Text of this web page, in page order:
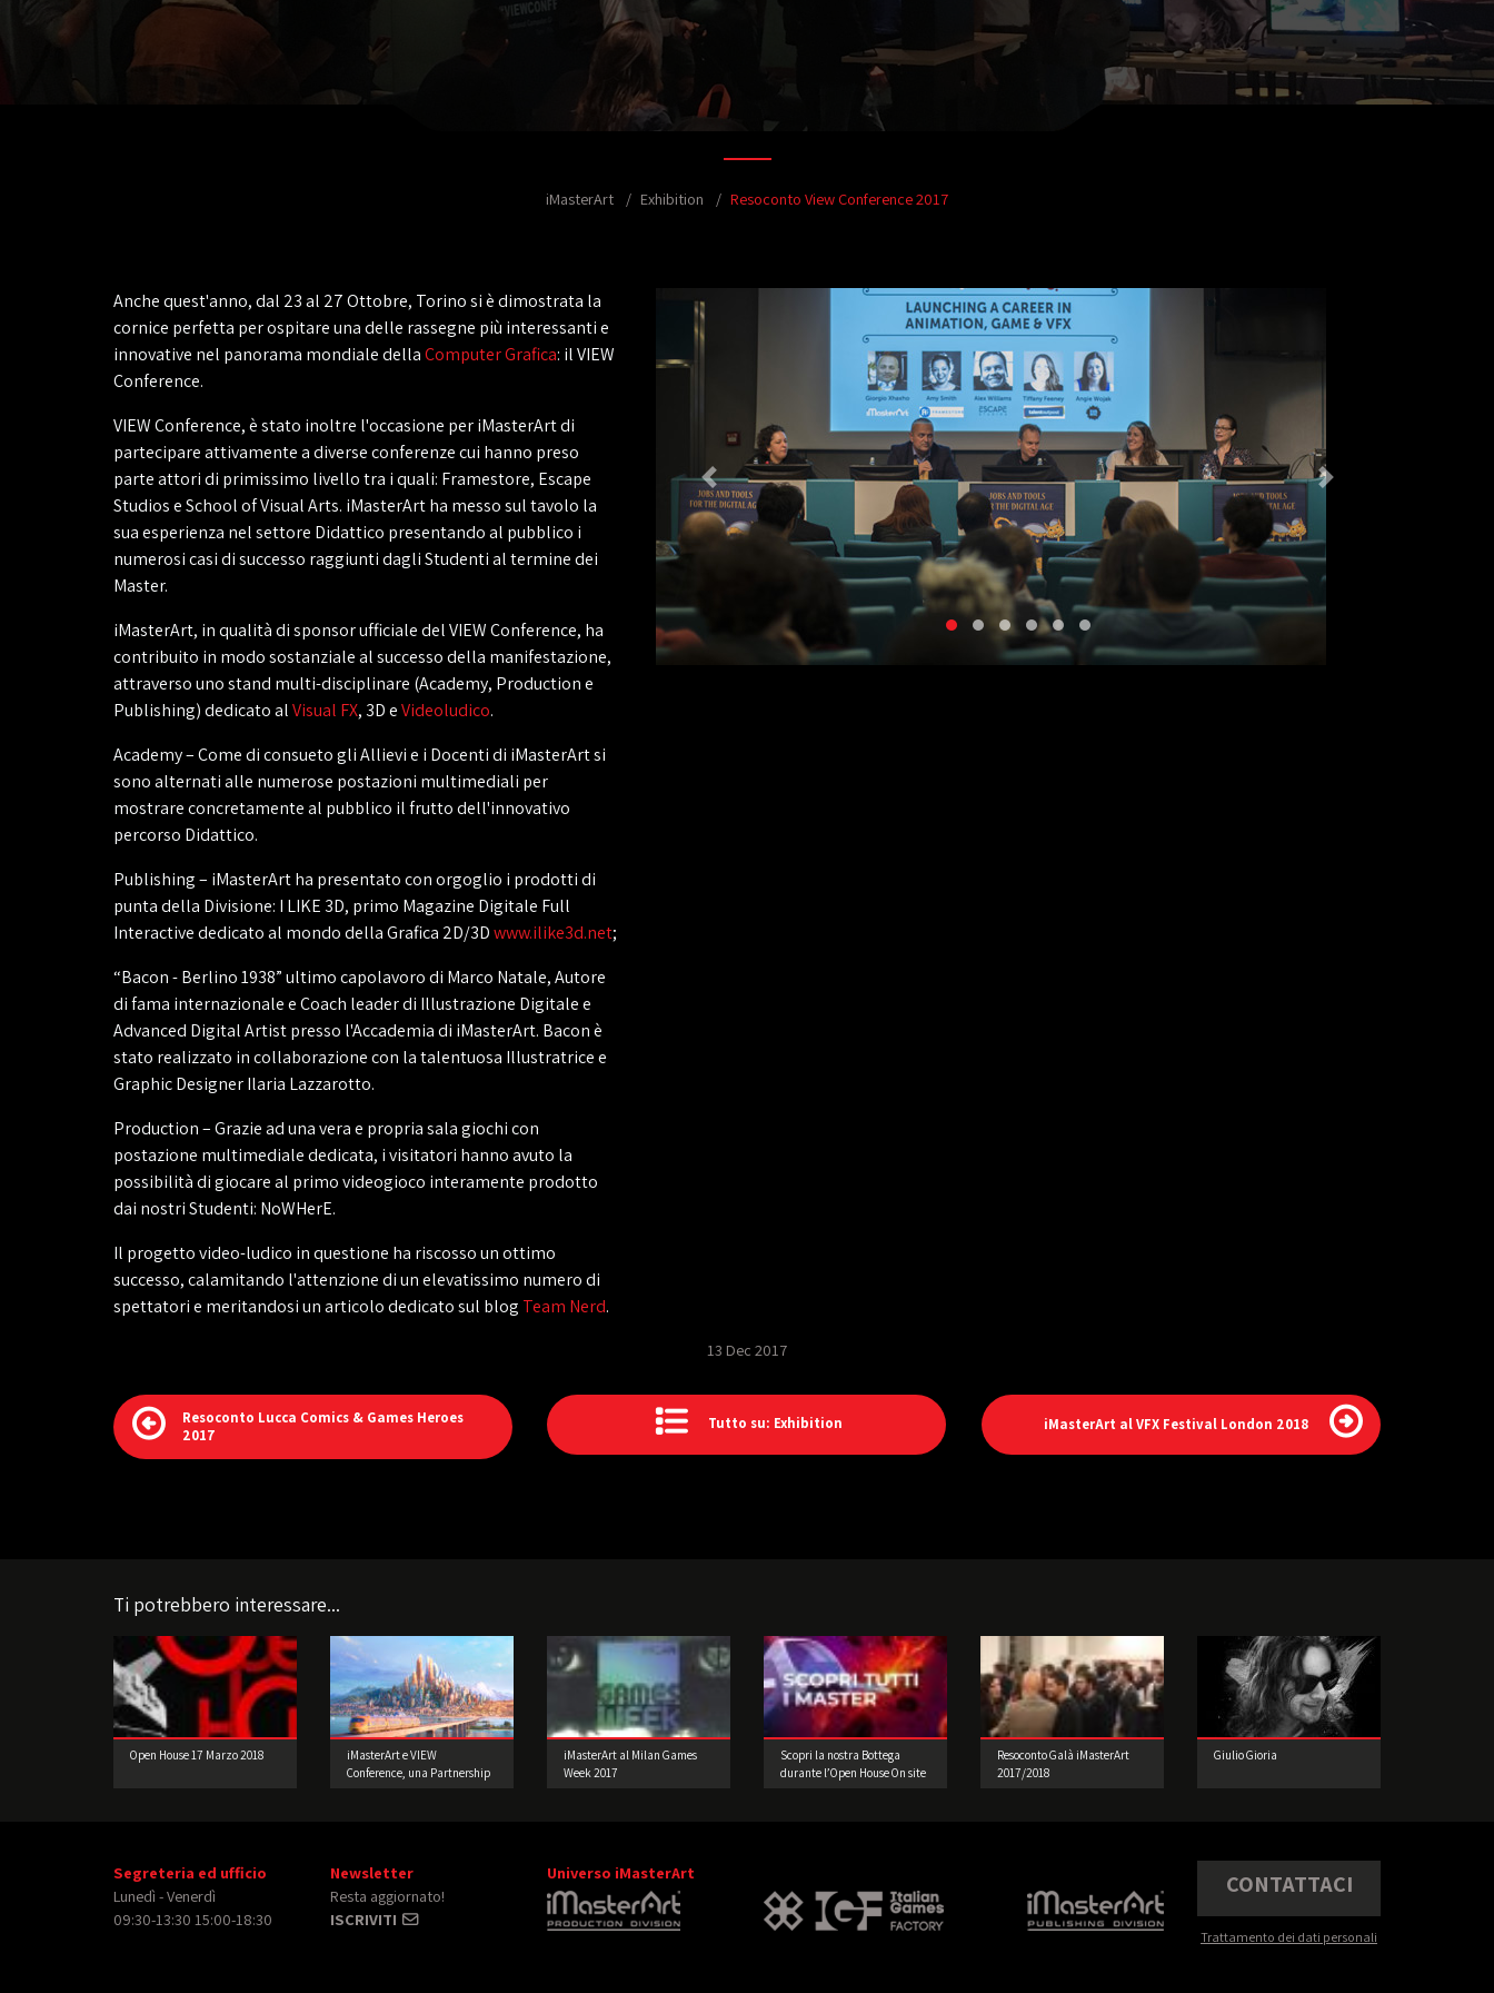
iMasterArt Exhibition Resoconto View Conference 2017
Anche quest'anno, dal 23 al 27 Ottobre, Torino si è dimostrata la
cornice perfetta per ospitare una delle rassegne più interessanti e
innovative nel panorama mondiale dellaComputer Grafica: il VIEW
Conference.
VIEW Conference, è stato inoltre l'occasione per iMasterArt di
partecipare attivamente a diverse conferenze cui hanno preso
parte attori di primissimo livello tra i quali: Framestore, Escape
Studios e School of Visual Arts. iMasterArt ha messo sul tavolo la
sua esperienza nel settore Didattico presentando al pubblico i
numerosi casi di successo raggiunti dagli Studenti al termine dei
Master.
iMasterArt, in qualità di sponsor ufficiale del VIEW Conference, ha
contribuito in modo sostanziale al successo della manifestazione,
attraverso uno stand multi-disciplinare (Academy, Production e
Publishing) dedicato alVisual FX, 3D eVideoludico.
Academy – Come di consueto gli Allievi e i Docenti di iMasterArt si
sono alternati alle numerose postazioni multimediali per
mostrare concretamente al pubblico il frutto dell'innovativo
percorso Didattico.
Publishing – iMasterArt ha presentato con orgoglio i prodotti di
punta della Divisione: I LIKE 3D, primo Magazine Digitale Full
Interactive dedicato al mondo della Grafica 2D/3Dwww.ilike3d.net;
“Bacon - Berlino 1938” ultimo capolavoro di Marco Natale, Autore
di fama internazionale e Coach leader di Illustrazione Digitale e
Advanced Digital Artist presso l'Accademia di iMasterArt. Bacon è
stato realizzato in collaborazione con la talentuosa Illustratrice e
Graphic Designer Ilaria Lazzarotto.
Production – Grazie ad una vera e propria sala giochi con
postazione multimediale dedicata, i visitatori hanno avuto la
possibilità di giocare al primo videogioco interamente prodotto
dai nostri Studenti: NoWHerE.
Il progetto video-ludico in questione ha riscosso un ottimo
successo, calamitando l'attenzione di un elevatissimo numero di
spettatori e meritandosi un articolo dedicato sul blog Team Nerd.
13 Dec 2017
Resoconto Lucca Comics & Games Heroes
2017
Tutto su: Exhibition iMasterArt al VFX Festival London 2018
Ti potrebbero interessare...
Open House 17 Marzo 2018
iMasterArt e VIEW
Conference, una Partnership
iMasterArt al Milan Games
Week 2017
Scopri la nostra Bottega
durante l’Open House On site
Resoconto Galà iMasterArt
2017/2018
Giulio Gioria
Segreteria ed ufficio
Lunedì - Venerdì
09:30-13:30 15:00-18:30
Newsletter
Resta aggiornato!
ISCRIVITI
Universo iMasterArt CONTATTACI
Trattamento dei dati personali